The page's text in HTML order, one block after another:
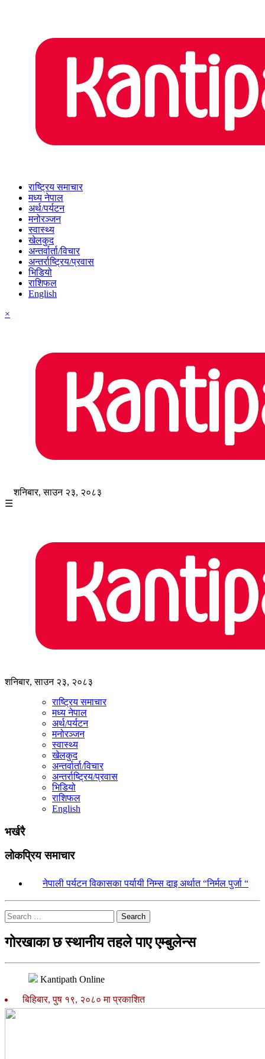
राष्ट्रिय समाचार
मध्य नेपाल
अर्थ/पर्यटन
मनोरञ्जन
स्वास्थ्य
खेलकुद
अन्तर्वार्ता/विचार
अन्तर्राष्ट्रिय/प्रवास
भिडियो
राशिफल
English
×
शनिबार, साउन २३, २०८३
☰
शनिबार, साउन २३, २०८३
राष्ट्रिय समाचार
मध्य नेपाल
अर्थ/पर्यटन
मनोरञ्जन
स्वास्थ्य
खेलकुद
अन्तर्वार्ता/विचार
अन्तर्राष्ट्रिय/प्रवास
भिडियो
राशिफल
English
भर्खरै
लोकप्रिय समाचार
नेपाली पर्यटन विकासका पर्यायी निम्स दाइ अर्थात “निर्मल पुर्जा “
Search
गोरखाका छ स्थानीय तहले पाए एम्बुलेन्स
Kantipath Online
बिहिबार, पुष १९, २०८० मा प्रकाशित